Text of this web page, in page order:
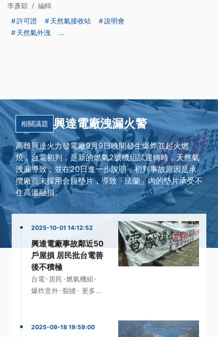
李彥穎 / 編輯
許可證
天然氣接收站
說明會
天然氣外洩
...
相關議題 興達電廠洩漏火警
高雄興達火力發電廠9月9日晚間發生爆炸並起火燃
燒，台電初判，是新的燃氣2號機組試運轉時，天然氣
洩漏導致，並在20日進一步說明，初判事故原因是承
攬廠商未採用合規墊片，導致「法蘭」內的墊片承受不
住高溫融損。
2025-10-01 14:12:52
興達電廠事故鄰近50
戶屋損 居民批台電善
後不積極
台電· 居民 ·燃氣機組 ·
爆炸意外· 裂縫 · 更多...
2025-09-18 19:59:00